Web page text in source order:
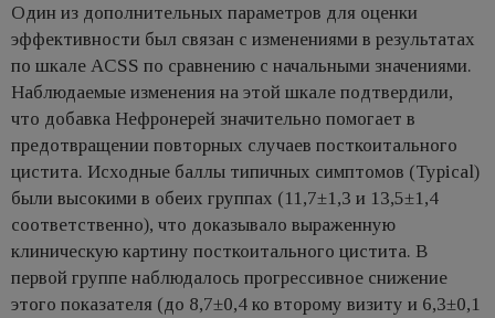
Один из дополнительных параметров для оценки
эффективности был связан с изменениями в результатах
по шкале ACSS по сравнению с начальными значениями.
Наблюдаемые изменения на этой шкале подтвердили,
что добавка Нефронерей значительно помогает в
предотвращении повторных случаев посткоитального
цистита. Исходные баллы типичных симптомов (Typical)
были высокими в обеих группах (11,7±1,3 и 13,5±1,4
соответственно), что доказывало выраженную
клиническую картину посткоитального цистита. В
первой группе наблюдалось прогрессивное снижение
этого показателя (до 8,7±0,4 ко второму визиту и 6,3±0,1